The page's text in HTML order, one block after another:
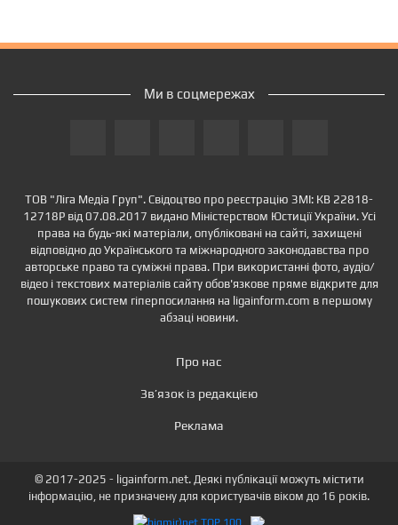
ТОВ "Ліга Медіа Груп". Свідоцтво про реєстрацію ЗМІ: КВ 22818-
12718Р від 07.08.2017 видано Міністерством Юстиції України. Усі
права на будь-які матеріали, опубліковані на сайті, захищені
відповідно до Українського та міжнародного законодавства про
авторське право та суміжні права. При використанні фото, аудіо/
відео і текстових матеріалів сайту обов'язкове пряме відкрите для
пошукових систем гіперпосилання на ligainform.com в першому
абзаці новини.
Про нас
Зв’язок із редакцією
Реклама
Ми в соцмережах
© 2017-2025 - ligainform.net. Деякі публікації можуть містити
інформацію, не призначену для користувачів віком до 16 років.